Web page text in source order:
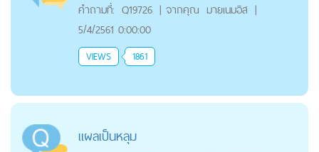
คำถามที่: Q19726 | จากคุณ มายเนมอิส |
5/4/2561 0:00:00
VIEWS 1861
แผลเป็นหลุม